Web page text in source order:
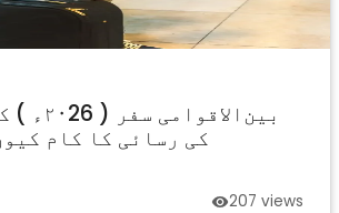
کی رسائی کا کام
207 views